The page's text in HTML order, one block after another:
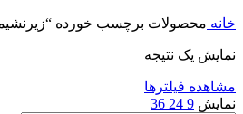
خانه محصولات برچسب خورده
نمایش یک نتیجه
مشاهده فیلترها
نمایش 9
24
36